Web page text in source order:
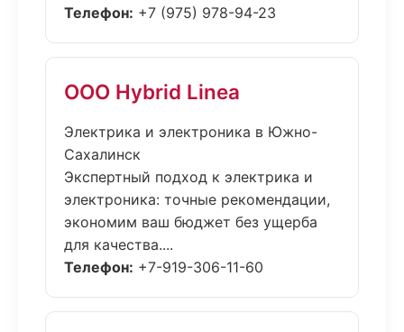
Телефон: +7 (975) 978-94-23
ООО Hybrid Linea
Электрика и электроника в Южно-
Сахалинск
Экспертный подход к электрика и
электроника: точные рекомендации,
экономим ваш бюджет без ущерба
для качества....
Телефон: +7-919-306-11-60